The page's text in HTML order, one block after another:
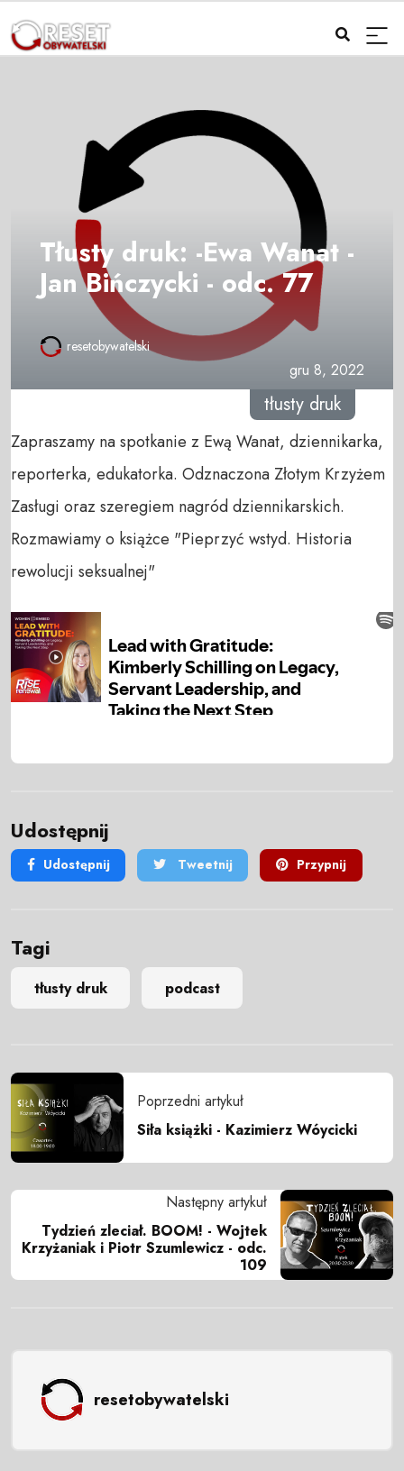
Tłusty druk: -Ewa Wanat -
Jan Bińczycki - odc. 77
resetobywatelski
gru 8, 2022
tłusty druk
Zapraszamy na spotkanie z Ewą Wanat, dziennikarka,
reporterka, edukatorka. Odznaczona Złotym Krzyżem
Zasługi oraz szeregiem nagród dziennikarskich.
Rozmawiamy o książce "Pieprzyć wstyd. Historia
rewolucji seksualnej"
Udostępnij
Udostępnij Tweetnij Przypnij
Tagi
tłusty druk podcast
Poprzedni artykuł
Siła książki - Kazimierz Wóycicki
Następny artykuł
Tydzień zleciał. BOOM! - Wojtek
Krzyżaniak i Piotr Szumlewicz - odc.
109
resetobywatelski